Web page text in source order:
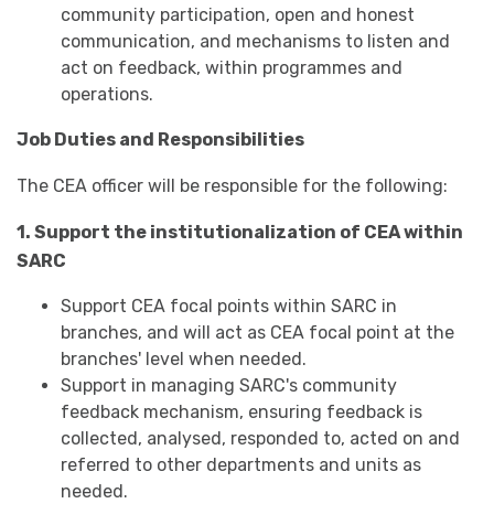
community participation, open and honest
communication, and mechanisms to listen and
act on feedback, within programmes and
operations.
Job Duties and Responsibilities
The CEA officer will be responsible for the following:
1. Support the institutionalization of CEA within
SARC
Support CEA focal points within SARC in
branches, and will act as CEA focal point at the
branches' level when needed.
Support in managing SARC's community
feedback mechanism, ensuring feedback is
collected, analysed, responded to, acted on and
referred to other departments and units as
needed.